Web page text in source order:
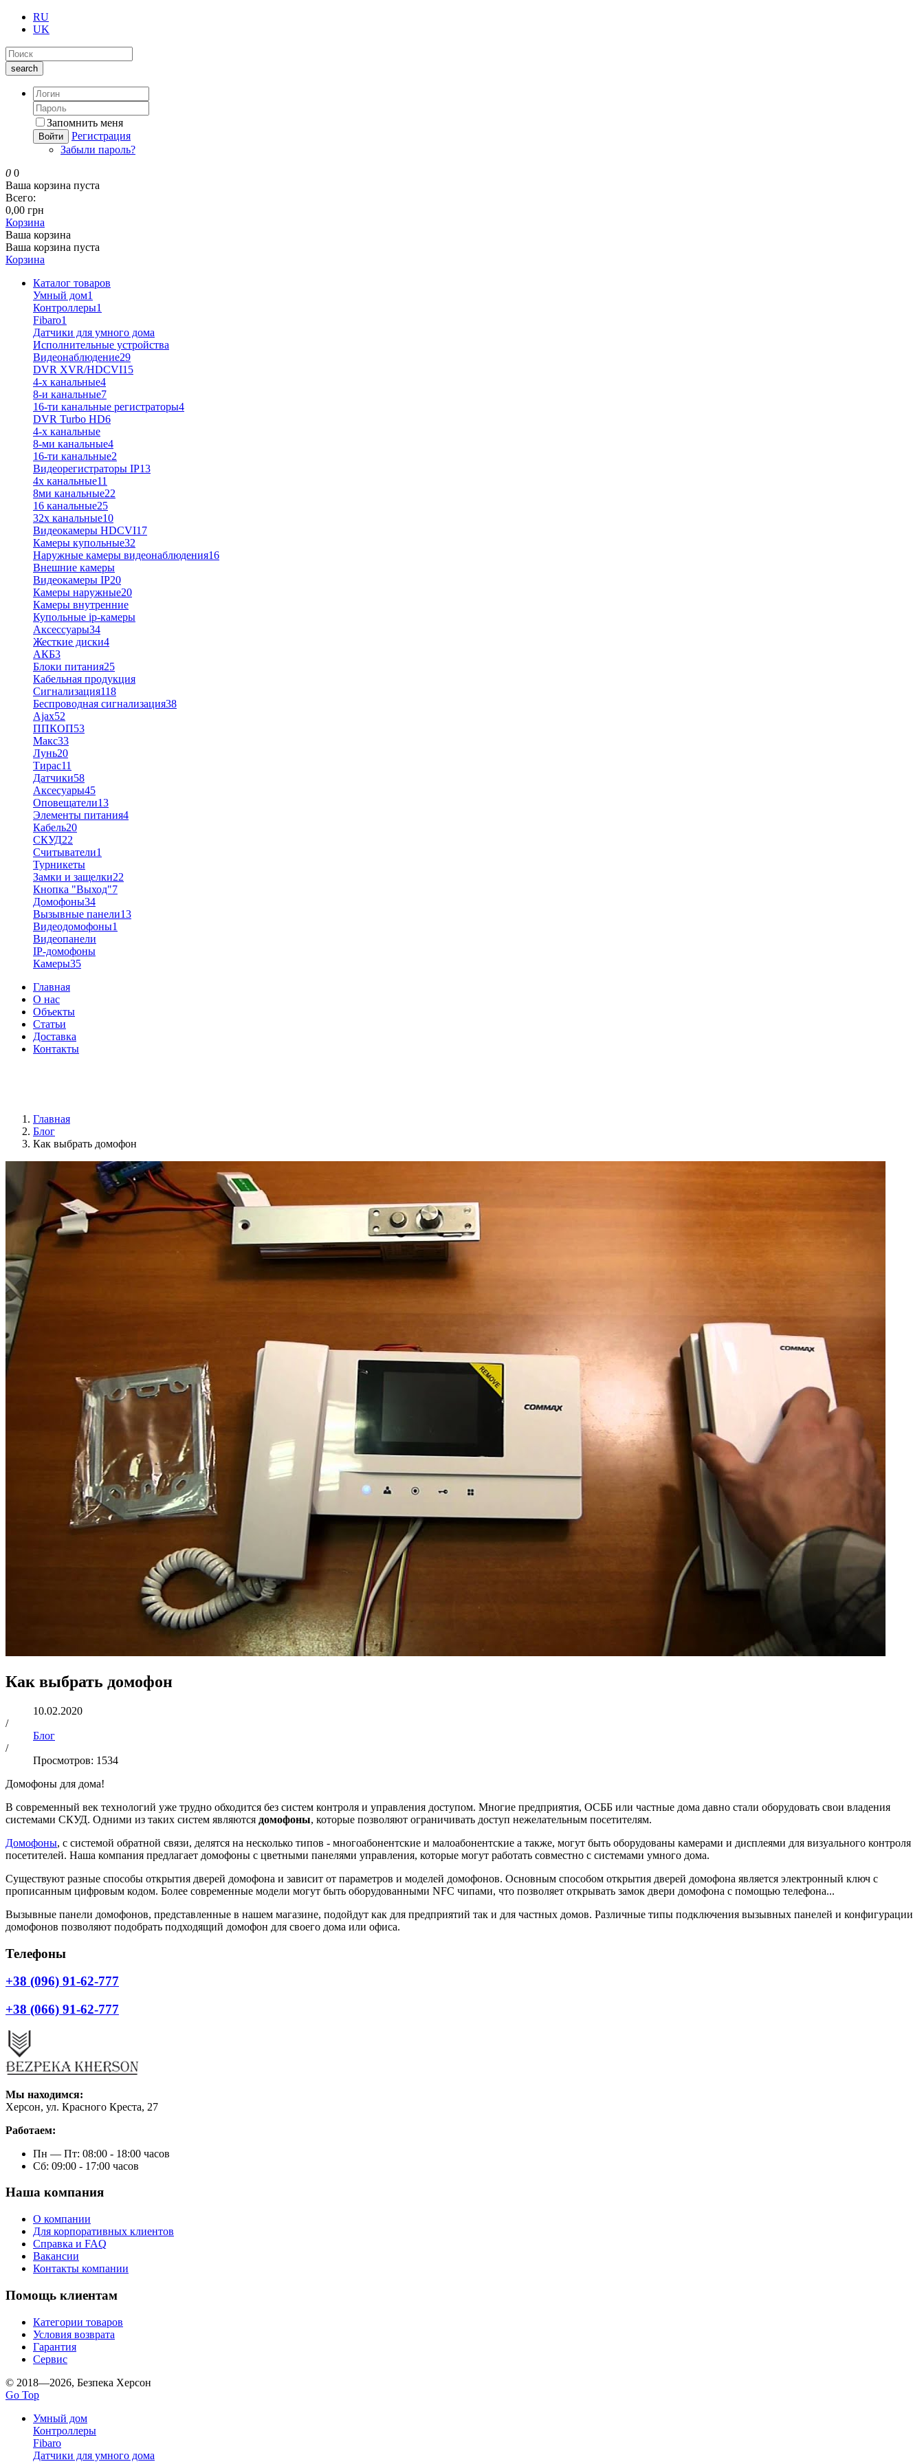
RU
UK
search
Запомнить меня
Войти
Регистрация
Забыли пароль?
0 0
Ваша корзина пуста
Всего:
0,00 грн
Корзина
Ваша корзина
Ваша корзина пуста
Корзина
Каталог товаров
Умный дом1
Контроллеры1
Fibaro1
Датчики для умного дома
Исполнительные устройства
Видеонаблюдение29
DVR XVR/HDCVI15
4-x канальные4
8-и канальные7
16-ти канальные регистраторы4
DVR Turbo HD6
4-х канальные
8-ми канальные4
16-ти канальные2
Видеорегистраторы IP13
4х канальные11
8ми канальные22
16 канальные25
32x канальные10
Видеокамеры HDCVI17
Камеры купольные32
Наружные камеры видеонаблюдения16
Внешние камеры
Видеокамеры IP20
Камеры наружные20
Камеры внутренние
Купольные ip-камеры
Аксессуары34
Жесткие диски4
АКБ3
Блоки питания25
Кабельная продукция
Сигнализация118
Беспроводная сигнализация38
Ajax52
ППКОП53
Макс33
Лунь20
Тирас11
Датчики58
Аксесуары45
Оповещатели13
Элементы питания4
Кабель20
СКУД22
Считыватели1
Турникеты
Замки и защелки22
Кнопка "Выход"7
Домофоны34
Вызывные панели13
Видеодомофоны1
Видеопанели
IP-домофоны
Камеры35
Главная
О нас
Объекты
Статьи
Доставка
Контакты
Главная
Блог
Как выбрать домофон
Как выбрать домофон
10.02.2020
/
Блог
/
Просмотров: 1534
Домофоны для дома!
В современный век технологий уже трудно обходится без систем контроля и управления доступом. Многие предприятия, ОСББ или частные дома давно стали оборудовать свои владения
системами СКУД. Одними из таких систем являются домофоны, которые позволяют ограничивать доступ нежелательным посетителям.
Домофоны, с системой обратной связи, делятся на несколько типов - многоабонентские и малоабонентские а также, могут быть оборудованы камерами и дисплеями для визуального контроля
посетителей. Наша компания предлагает домофоны с цветными панелями управления, которые могут работать совместно с системами умного дома.
Существуют разные способы открытия дверей домофона и зависит от параметров и моделей домофонов. Основным способом открытия дверей домофона является электронный ключ с
прописанным цифровым кодом. Более современные модели могут быть оборудованными NFC чипами, что позволяет открывать замок двери домофона с помощью телефона...
Вызывные панели домофонов, представленные в нашем магазине, подойдут как для предприятий так и для частных домов. Различные типы подключения вызывных панелей и конфигурации
домофонов позволяют подобрать подходящий домофон для своего дома или офиса.
Телефоны
+38 (096) 91-62-777
+38 (066) 91-62-777
Мы находимся:
Херсон, ул. Красного Креста, 27
Работаем:
Пн — Пт: 08:00 - 18:00 часов
Сб: 09:00 - 17:00 часов
Наша компания
О компании
Для корпоративных клиентов
Справка и FAQ
Вакансии
Контакты компании
Помощь клиентам
Категории товаров
Условия возврата
Гарантия
Сервис
© 2018—2026, Безпека Херсон
Go Top
Умный дом
Контроллеры
Fibaro
Датчики для умного дома